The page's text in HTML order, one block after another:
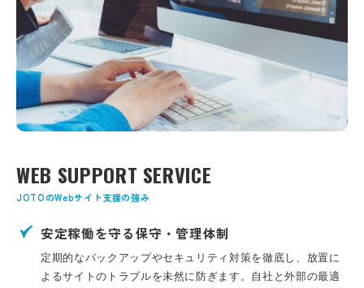
WEB SUPPORT SERVICE
JOTOのWebサイト支援の強み
安定稼働を守る保守・管理体制
定期的なバックアップやセキュリティ対策を徹底し、放置に
よるサイトのトラブルを未然に防ぎます。自社と外部の最適